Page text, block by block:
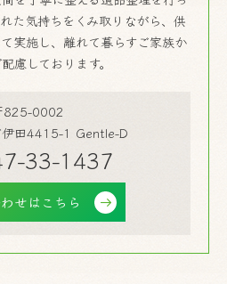
た気持ちをくみ取りながら、供
実施し、離れて暮らすご家族か
慮しております。
825-0002
伊田4415-1 Gentle-D
33-1437
せはこちら